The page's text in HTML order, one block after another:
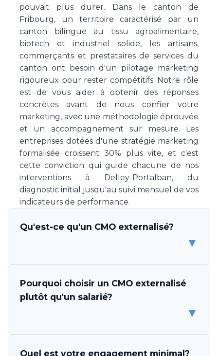
pouvait plus durer. Dans le canton de
Fribourg, un territoire caractérisé par un
canton bilingue au tissu agroalimentaire,
biotech et industriel solide, les artisans,
commerçants et prestataires de services du
canton ont besoin d'un pilotage marketing
rigoureux pour rester compétitifs. Notre rôle
est de vous aider à obtenir des réponses
concrètes avant de nous confier votre
marketing, avec une méthodologie éprouvée
et un accompagnement sur mesure. Les
entreprises dotées d'une stratégie marketing
formalisée croissent 30% plus vite, et c'est
cette conviction qui guide chacune de nos
interventions à Delley-Portalban, du
diagnostic initial jusqu'au suivi mensuel de vos
indicateurs de performance.
Qu'est-ce qu'un CMO externalisé?
▼
Un CMO (Chief Marketing Officer) externalisé
est un professionnel ou une équipe de
spécialistes marketing qui s'engage à piloter
CMO vous met à disposition une expertise
Pourquoi choisir un CMO externalisé
plutôt qu'un salarié?
▼
Les avantages sont multiples. D'abord,
Quel est votre engagement minimal?